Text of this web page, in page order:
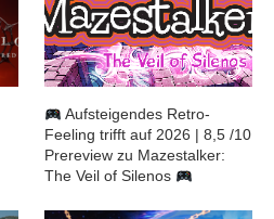
Aufsteigendes Retro-
Feeling trifft auf 2026 | 8,5 /10
Prereview zu Mazestalker:
The Veil of Silenos